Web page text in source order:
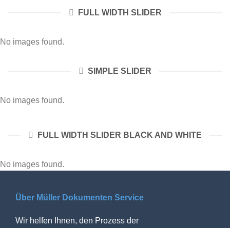
FULL WIDTH SLIDER
No images found.
SIMPLE SLIDER
No images found.
FULL WIDTH SLIDER BLACK AND WHITE
No images found.
Über Müller Dokumenten Service
Wir helfen Ihnen, den Prozess der